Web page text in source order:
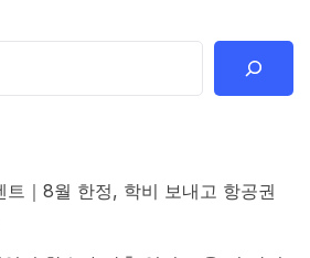
트｜8월 한정, 학비 보내고 항공권